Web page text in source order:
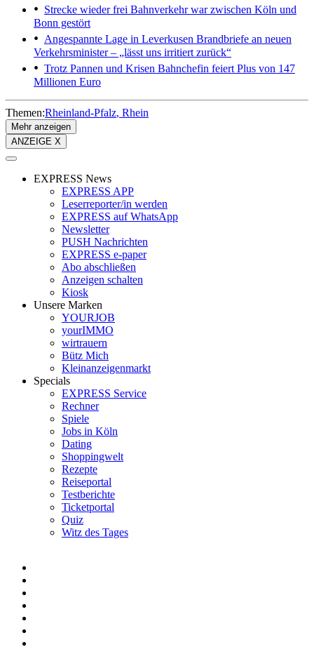
Strecke wieder frei Bahnverkehr war zwischen Köln und
Bonn gestört
Angespannte Lage in Leverkusen Brandbriefe an neuen
Verkehrsminister – „lässt uns irritiert zurück“
Trotz Pannen und Krisen Bahnchefin feiert Plus von 147
Millionen Euro
Themen:Rheinland-Pfalz Rhein
Mehr anzeigen
ANZEIGE X
EXPRESS News
EXPRESS APP
Leserreporter/in werden
EXPRESS auf WhatsApp
Newsletter
PUSH Nachrichten
EXPRESS e-paper
Abo abschließen
Anzeigen schalten
Kiosk
Unsere Marken
YOURJOB
yourIMMO
wirtrauern
Bütz Mich
Kleinanzeigenmarkt
Specials
EXPRESS Service
Rechner
Spiele
Jobs in Köln
Dating
Shoppingwelt
Rezepte
Reiseportal
Testberichte
Ticketportal
Quiz
Witz des Tages